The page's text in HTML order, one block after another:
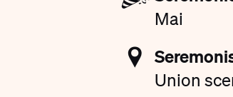
Mai
📍
Union